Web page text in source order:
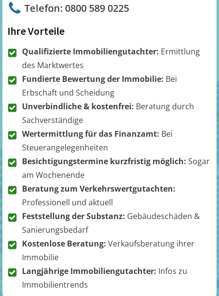
Telefon: 0800 589 0225
Ihre Vorteile
Qualifizierte Immobiliengutachter: Ermittlung
des Marktwertes
Fundierte Bewertung der Immobilie: Bei
Erbschaft und Scheidung
Unverbindliche & kostenfrei: Beratung durch
Sachverständige
Wertermittlung für das Finanzamt: Bei
Steuerangelegenheiten
Besichtigungstermine kurzfristig möglich: Sogar
am Wochenende
Beratung zum Verkehrswertgutachten:
Professionell und aktuell
Feststellung der Substanz: Gebäudeschäden &
Sanierungsbedarf
Kostenlose Beratung: Verkaufsberatung ihrer
Immobilie
Langjährige Immobiliengutachter: Infos zu
Immobilientrends